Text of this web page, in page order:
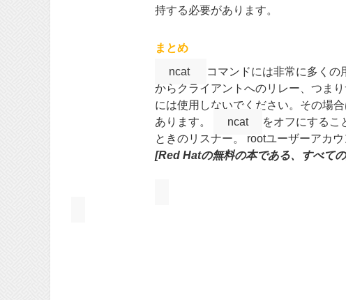
持する必要があります。
まとめ
ncat
コマンドには非常に多く
からクライアントへのリレー、つま
には使用しないでください。その場
あります。
ncat
をオフにするこ
ときのリスナー。 rootユーザーアカ
[Red Hatの無料の本である、すべて